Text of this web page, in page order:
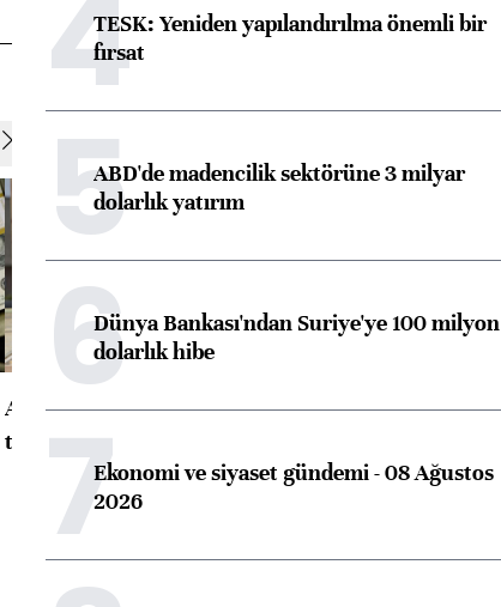
ABD'de konut başlangıçları
toparlandı
4TESK: Yeniden yapılandırılma önemli bir
fırsat
5ABD'de madencilik sektörüne 3 milyar
dolarlık yatırım
6Dünya Bankası'ndan Suriye'ye 100 milyon
dolarlık hibe
7Ekonomi ve siyaset gündemi - 08 Ağustos
2026